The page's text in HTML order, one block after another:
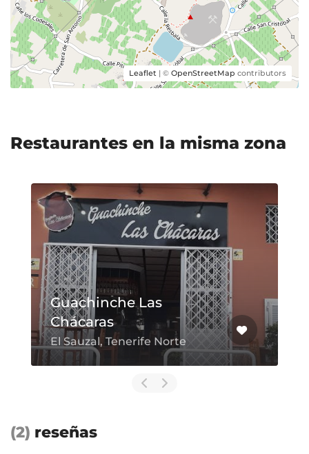
Leaflet | © OpenStreetMap contributors
Restaurantes en la misma zona
Guachinche Casa Nino
Tacoronte, Tenerife Norte
(2) reseñas